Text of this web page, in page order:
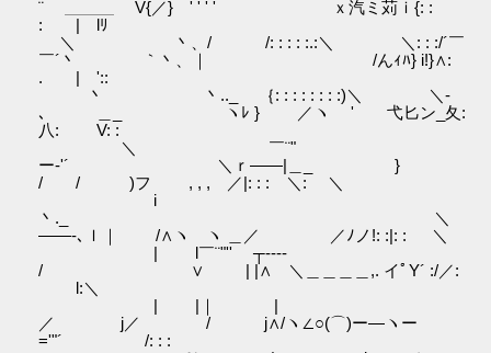
¨ ＿＿＿ V{／} ' ' ' ' ｘ汽ミ苅ｉ{: :
: | lﾘ
＼ 丶、/ /: : : : :.:＼ ＼: : :/´￣
￣´丶 ｀丶、｜ /んｨﾊ} i!}∧:
. | '::
丶 丶.._ ｛: : : : : : : :)＼ ＼-
､ ＿_ ヽﾚ } ／ヽ ' 弋匕ン_夂:
八: V: :
＼ ￣¨"
ー‐'´ ＼ｒ――|＿_ }
/ / )フ , , , ／|: : : ＼: ＼
i
丶._ ＼
――-､ｌ｜ /∧ヽ ヽ ＿／ ／ﾉノ!: :|: : ＼
| l￣¨"'' ┬----
/ ∨ | |∧ ＼＿＿＿＿,. イﾟY´ :/／:
l:＼
| |｜ |
／ j／ / j∧/ヽ∠○(⌒)ー―ヽー
='"´ /: : :